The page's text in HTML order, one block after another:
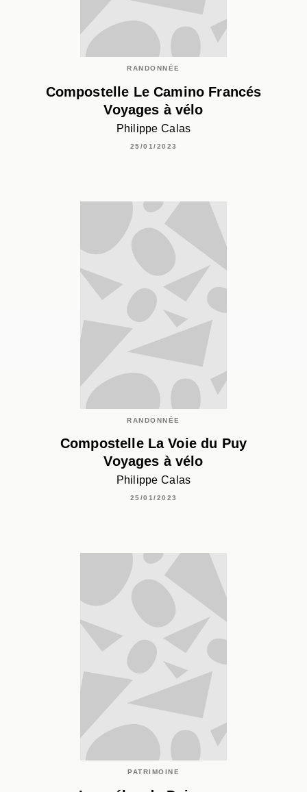
RANDONNÉE
Compostelle Le Camino Francés
Voyages à vélo
Philippe Calas
25/01/2023
RANDONNÉE
Compostelle La Voie du Puy
Voyages à vélo
Philippe Calas
25/01/2023
PATRIMOINE